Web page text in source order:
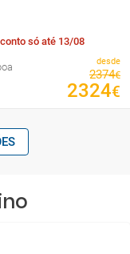
só até 13/08
desde
2374€
2324€